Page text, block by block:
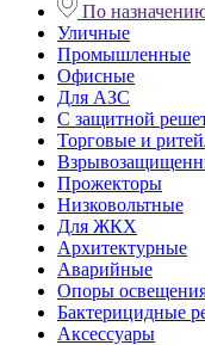
По
Уличные
Промышленные
Офисные
Для АЗС
С защитной
Торговые и
Прожекторы
Низковольтные
Для ЖКХ
Архитектурные
Аварийные
Опоры
Бактерицидные
Аксессуары